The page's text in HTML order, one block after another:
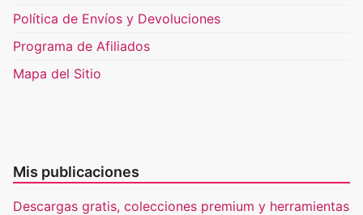
Política de Envíos y Devoluciones
Programa de Afiliados
Mapa del Sitio
Mis publicaciones
Descargas gratis, colecciones premium y herramientas